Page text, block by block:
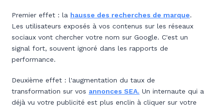
Premier effet : la hausse des recherches de marque.
Les utilisateurs exposés à vos contenus sur les réseaux
sociaux vont chercher votre nom sur Google. C'est un
signal fort, souvent ignoré dans les rapports de
performance.
Deuxième effet : l'augmentation du taux de
transformation sur vos annonces SEA. Un internaute qui a
déjà vu votre publicité est plus enclin à cliquer sur votre